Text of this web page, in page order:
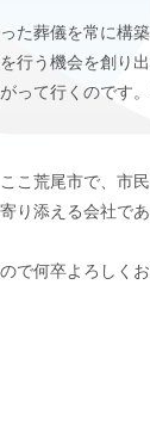
葬儀を常に構築
行う機会を創り
って行くのです
こ荒尾市で、市
り添える会社であ
何卒よろしくお